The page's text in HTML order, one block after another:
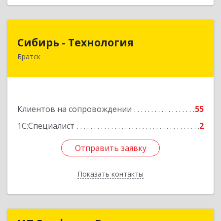
Сибирь - Технология
Братск
Клиентов на сопровождении
55
1С:Специалист
2
Отправить заявку
Показать контакты
Отправить заявку
Назад